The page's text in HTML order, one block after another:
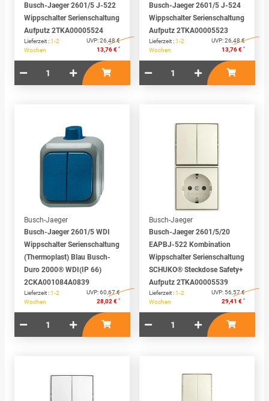
Busch-Jaeger 2601/5 J-522
Wippschalter Serienschaltung
Aufputz 2TKA00005524
Lieferzeit :1-2
Wochen
UVP:26,48 €
13,76 € *
Busch-Jaeger 2601/5 J-524
Wippschalter Serienschaltung
Aufputz 2TKA00005523
Lieferzeit :1-2
Wochen
UVP:26,48 €
13,76 € *
Busch-Jaeger
Busch-Jaeger 2601/5 WDI
Wippschalter Serienschaltung
(Thermoplast) Blau Busch-
Duro 2000® WDI(IP 66)
2CKA001084A0839
Lieferzeit :1-2
Wochen
UVP:60,67 €
28,02 € *
Busch-Jaeger
Busch-Jaeger 2601/5/20
EAPBJ-522 Kombination
Wippschalter Serienschaltung
SCHUKO® Steckdose Safety+
Aufputz 2TKA00005539
Lieferzeit :1-2
Wochen
UVP: 56,57 €
29,41 € *